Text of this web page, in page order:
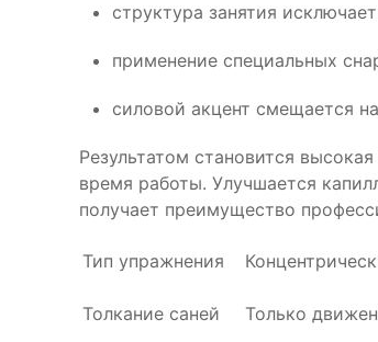
структура занятия
применение специальных
силовой акцент смещается
Результатом становится
время работы. Улучшается
получает преимущество
Тип упражнения
Толкание саней Только